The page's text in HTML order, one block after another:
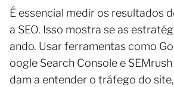
É essencial medir os resultados
a SEO. Isso mostra se as
ando. Usar ferramentas como
oogle Search Console e
dam a entender o tráfego do